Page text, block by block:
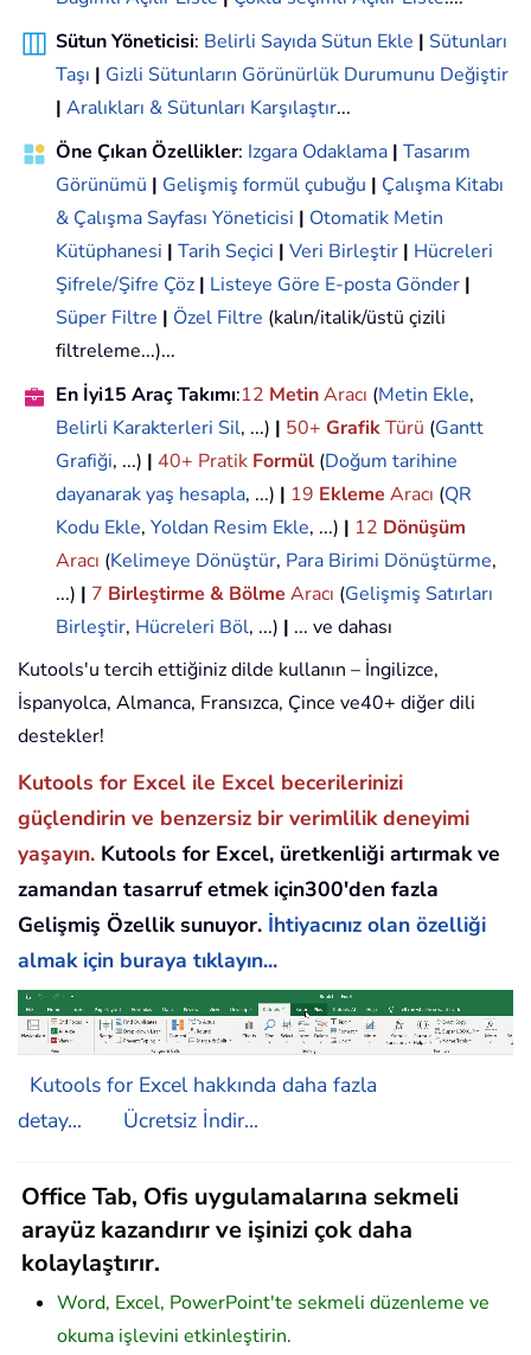
Sütun Yöneticisi: Belirli Sayıda Sütun Ekle | Sütunları
Taşı | Gizli Sütunların Görünürlük Durumunu Değiştir
| Aralıkları & Sütunları Karşılaştır...
Öne Çıkan Özellikler: Izgara Odaklama | Tasarım
Görünümü | Gelişmiş formül çubuğu | Çalışma Kitabı
& Çalışma Sayfası Yöneticisi | Otomatik Metin
Kütüphanesi | Tarih Seçici | Veri Birleştir | Hücreleri
Şifrele/Şifre Çöz | Listeye Göre E-posta Gönder |
Süper Filtre | Özel Filtre (kalın/italik/üstü çizili
filtreleme...)...
En İyi15 Araç Takımı:12 MetinAracı (Metin Ekle,
Belirli Karakterleri Sil, ...) | 50+ GrafikTürü (Gantt
Grafiği, ...) | 40+ Pratik Formül (Doğum tarihine
dayanarak yaş hesapla, ...) | 19 Ekleme Aracı (QR
Kodu Ekle, Yoldan Resim Ekle, ...) | 12 Dönüşüm
Aracı (Kelimeye Dönüştür, Para Birimi Dönüştürme,
...) | 7 Birleştirme & Bölme Aracı (Gelişmiş Satırları
Birleştir, Hücreleri Böl, ...) | ... ve dahası
Kutools'u tercih ettiğiniz dilde kullanın – İngilizce,
İspanyolca, Almanca, Fransızca, Çince ve40+ diğer dili
destekler!
Kutools for Excel ile Excel becerilerinizi
güçlendirin ve benzersiz bir verimlilik deneyimi
yaşayın. Kutools for Excel, üretkenliği artırmak ve
zamandan tasarruf etmek için300'den fazla
Gelişmiş Özellik sunuyor. İhtiyacınız olan özelliği
almak için buraya tıklayın...
Kutools for Excel hakkında daha fazla
detay...
Ücretsiz İndir...
Office Tab, Ofis uygulamalarına sekmeli
arayüz kazandırır ve işinizi çok daha
kolaylaştırır.
Word, Excel, PowerPoint'te sekmeli düzenleme ve
okuma işlevini etkinleştirin.